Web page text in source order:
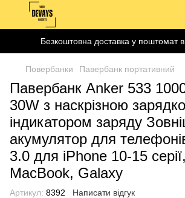
Безкоштовна доставка у поштомат
Повербанки Павербанк портативний
Павербанк Anker 533
30W з наскрізною
індикатором заряду
акумулятор для
3.0 для iPhone 10-15
MacBook, Galaxy
Артикул: 8392 Написати відгук